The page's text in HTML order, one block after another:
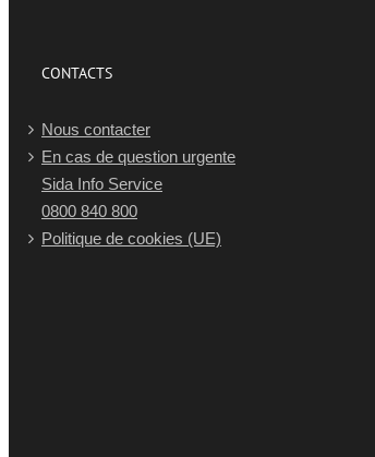
CONTACTS
Nous contacter
En cas de question urgente
Sida Info Service
0800 840 800
Politique de cookies (UE)